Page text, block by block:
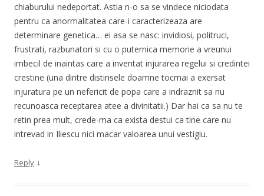
chiaburului nedeportat. Astia n-o sa se vindece niciodata
pentru ca anormalitatea care-i caracterizeaza are
determinare genetica… ei asa se nasc: invidiosi, politruci,
frustrati, razbunatori si cu o puternica memorie a vreunui
imbecil de inaintas care a inventat injurarea regelui si credintei
crestine (una dintre distinsele doamne tocmai a exersat
injuratura pe un nefericit de popa care a indraznit sa nu
recunoasca receptarea atee a divinitatii.) Dar hai ca sa nu te
retin prea mult, crede-ma ca exista destui ca tine care nu
intrevad in Iliescu nici macar valoarea unui vestigiu.
Reply ↓